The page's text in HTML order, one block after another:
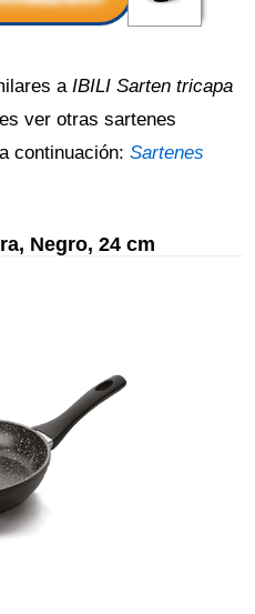
a IBILI Sarten tricapa
ver otras sartenes
continuación: Sartenes
Negro, 24 cm